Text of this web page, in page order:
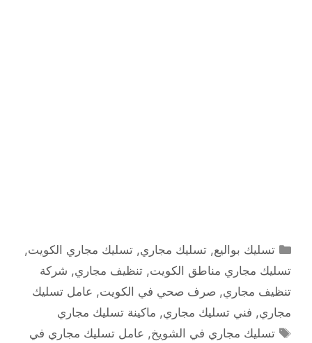
التصنيفات
تسليك بواليع,تسليك مجاري,تسليك مجاري الكويت,
تسليك مجاري مناطق الكويت, تنظيف مجاري, شركة
تنظيف مجاري, صرف صحي في الكويت, عامل تسليك
مجاري, فني تسليك مجاري, ماكينة تسليك مجاري
الوسوم
تسليك مجاري في الشويخ, عامل تسليك مجاري في